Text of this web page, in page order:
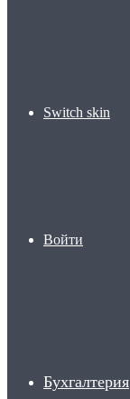
Switch skin
Войти
Бухгалтерия